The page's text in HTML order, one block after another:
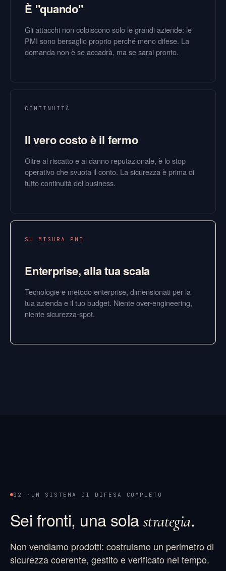
È "quando"
Gli attacchi non colpiscono solo le grandi aziende: le
PMI sono bersaglio proprio perché meno difese. La
domanda non è se accadrà, ma se sarai pronto.
CONTINUITÀ
Il vero costo è il fermo
Oltre al riscatto e al danno reputazionale, è lo stop
operativo che svuota il conto. La sicurezza è prima di
tutto continuità del business.
SU MISURA PMI
Enterprise, alla tua scala
Tecnologie e metodo enterprise, dimensionati per la
tua azienda e il tuo budget. Niente over-engineering,
niente sicurezza-spot.
02 · UN SISTEMA DI DIFESA COMPLETO
Sei fronti, una sola strategia.
Non vendiamo prodotti: costruiamo un perimetro di
sicurezza coerente, gestito e verificato nel tempo.